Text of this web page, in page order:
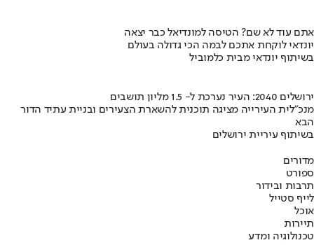
אתם עוד לא שם? הטיסה למונדיאל כבר יצאה
יונדאי לוקחת אתכם לבמה הכי גדולה בעולם
בשיתוף יונדאי מבית כלמוביל
ירושלים 2040: העיר נערכת ל- 1.5 מליון תושבים
מנכ"לית העירייה מציגה תוכנית להשארת הצעירים ובניית עתיד הדור
הבא
בשיתוף עיריית ירושלים
מדורים
ספורט
תרבות ובידור
לייף סטייל
אוכל
תיירות
טכנולוגיה ומדע